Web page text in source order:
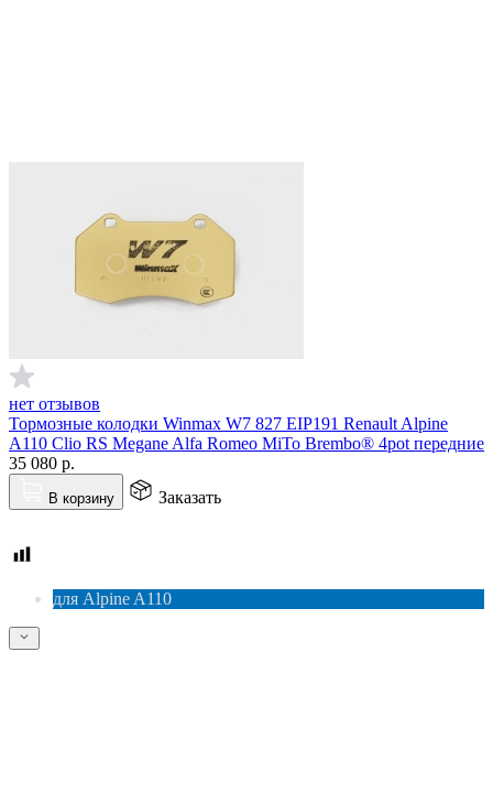
нет отзывов
Тормозные колодки Winmax W7 827 EIP191 Renault Alpine
A110 Clio RS Megane Alfa Romeo MiTo Brembo® 4pot передние
35 080 р.
В корзину Заказать
для Alpine A110